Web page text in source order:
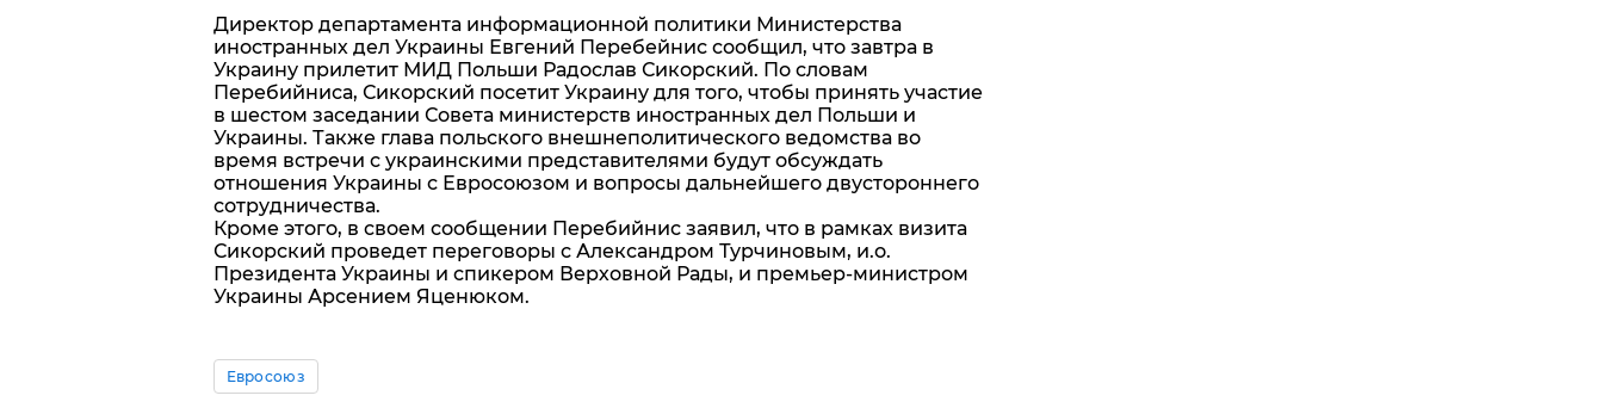
Директор департамента информационной политики Министерства
иностранных дел Украины Евгений Перебейнис сообщил, что завтра в
Украину прилетит МИД Польши Радослав Сикорский. По словам
Перебийниса, Сикорский посетит Украину для того, чтобы принять участие
в шестом заседании Совета министерств иностранных дел Польши и
Украины. Также глава польского внешнеполитического ведомства во
время встречи с украинскими представителями будут обсуждать
отношения Украины с Евросоюзом и вопросы дальнейшего двустороннего
сотрудничества.
Кроме этого, в своем сообщении Перебийнис заявил, что в рамках визита
Сикорский проведет переговоры с Александром Турчиновым, и.о.
Президента Украины и спикером Верховной Рады, и премьер-министром
Украины Арсением Яценюком.
Евросоюз